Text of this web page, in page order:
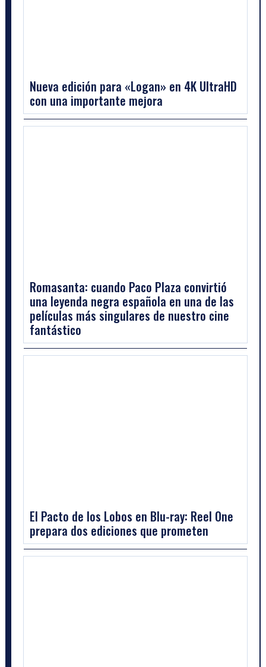
Nueva edición para «Logan» en 4K UltraHD
con una importante mejora
Romasanta: cuando Paco Plaza convirtió
una leyenda negra española en una de las
películas más singulares de nuestro cine
fantástico
El Pacto de los Lobos en Blu-ray: Reel One
prepara dos ediciones que prometen